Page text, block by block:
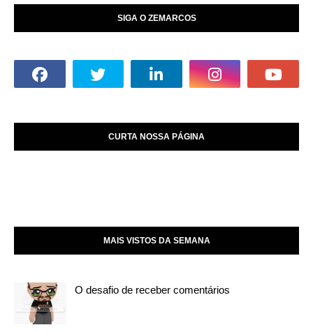
SIGA O ZEMARCOS
CURTA NOSSA PÁGINA
MAIS VISTOS DA SEMANA
O desafio de receber comentários